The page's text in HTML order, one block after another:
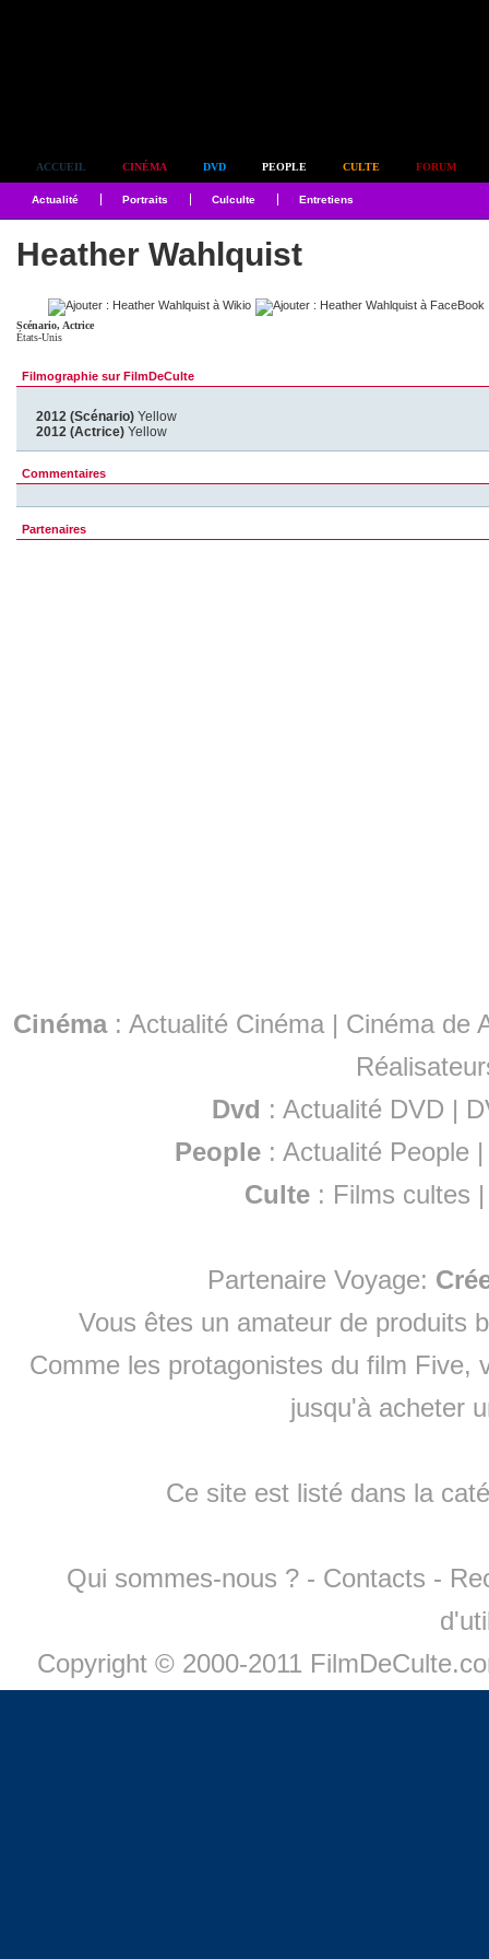
ACCUEIL CINÉMA DVD PEOPLE CULTE FORUM
Actualité Portraits Culculte Entretiens
Heather Wahlquist
Scénario, Actrice
États-Unis
Filmographie sur FilmDeCulte
2012 (Scénario) Yellow
2012 (Actrice) Yellow
Commentaires
Partenaires
Cinéma: Actualité Cinéma | Cinéma de
Dvd : Actualité DVD |
People :Actualité People
Culte : Films cultes
Partenaire Voyage:
Vous êtes un amateur de produits
Comme les protagonistes du film Five,
jusqu'à acheter
Ce site est listé dans la
Qui sommes-nous ? - Contacts -
Copyright © 2000-2011